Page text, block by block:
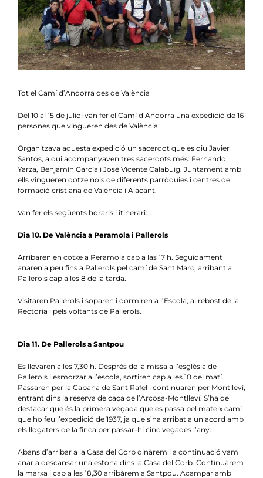
Notícies
Agenda
Contacte
Tot el Camí d’Andorra des de València
Del 10 al 15 de juliol van fer el Camí d’Andorra una expedició de 16
persones que vingueren des de València.
Organitzava aquesta expedició un sacerdot que es diu Javier
Santos, a qui acompanyaven tres sacerdots més: Fernando
Yarza, Benjamín García i José Vicente Calabuig. Juntament amb
ells vingueren dotze nois de diferents parròquies i centres de
formació cristiana de València i Alacant.
Van fer els següents horaris i itinerari:
Dia 10. De València a Peramola i Pallerols
Arribaren en cotxe a Peramola cap a las 17 h. Seguidament
anaren a peu fins a Pallerols pel camí de Sant Marc, arribant a
Pallerols cap a les 8 de la tarda.
Visitaren Pallerols i soparen i dormiren a l’Escola, al rebost de la
Rectoria i pels voltants de Pallerols.
Dia 11. De Pallerols a Santpou
Es llevaren a les 7,30 h. Després de la missa a l’església de
Pallerols i esmorzar a l’escola, sortiren cap a les 10 del matí.
Passaren per la Cabana de Sant Rafel i continuaren per Montlleví,
entrant dins la reserva de caça de l’Arçosa-Montlleví. S’ha de
destacar que és la primera vegada que es passa pel mateix camí
que ho feu l’expedició de 1937, ja que s’ha arribat a un acord amb
els llogaters de la finca per passar-hi cinc vegades l’any.
Abans d’arribar a la Casa del Corb dinàrem i a continuació vam
anar a descansar una estona dins la Casa del Corb. Continuàrem
la marxa i cap a les 18,30 arribàrem a Santpou. Acampar amb